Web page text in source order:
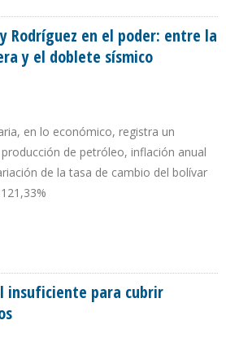
Rodríguez en el poder: entre la
y el doblete sísmico
en lo económico, registra un
de petróleo, inflación anual
de la tasa de cambio del bolívar
insuficiente para cubrir